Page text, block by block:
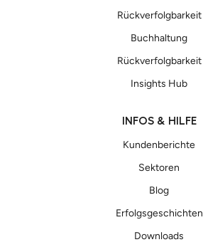
Rückverfolgbarkeit
Buchhaltung
Rückverfolgbarkeit
Insights Hub
INFOS & HILFE
Kundenberichte
Sektoren
Blog
Erfolgsgeschichten
Downloads